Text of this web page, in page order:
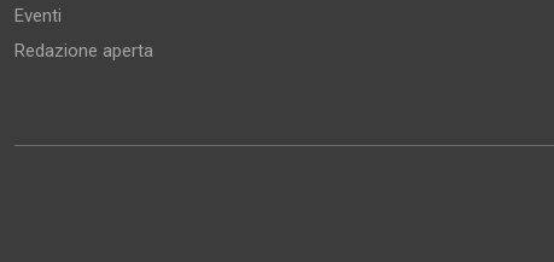
Eventi
Redazione aperta